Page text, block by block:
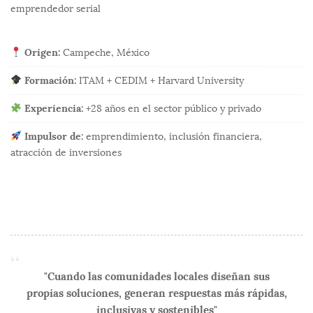
emprendedor serial
Origen:Campeche, México
Formación:ITAM + CEDIM + Harvard University
Experiencia:+28 años en el sector público y privado
Impulsor de:emprendimiento, inclusión financiera,
atracción de inversiones
"Cuando las comunidades locales diseñan sus
propias soluciones, generan respuestas más rápidas,
inclusivas y sostenibles"